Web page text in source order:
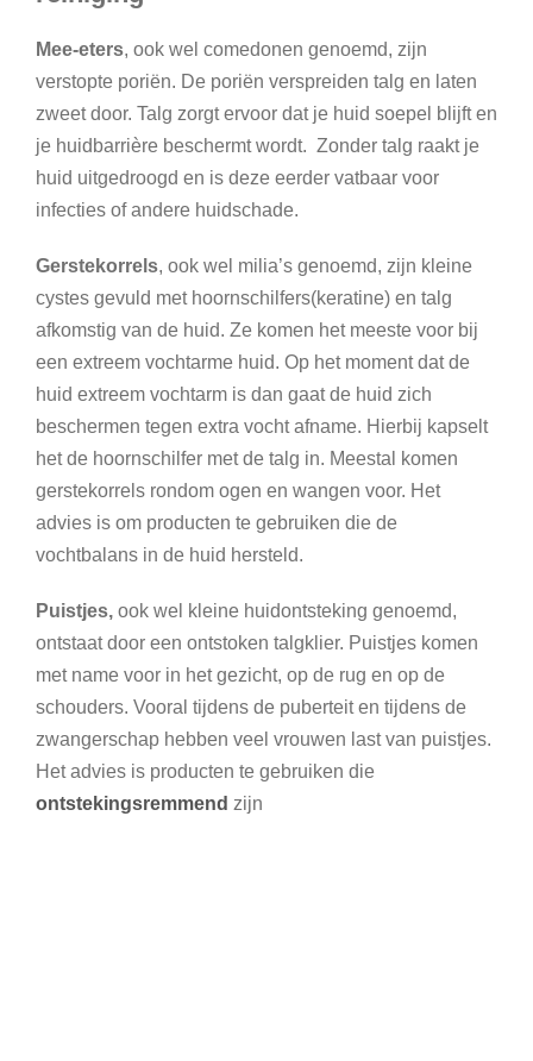
Mee-eters, ook wel comedonen genoemd, zijn
verstopte poriën. De poriën verspreiden talg en laten
zweet door. Talg zorgt ervoor dat je huid soepel blijft en
je huidbarrière beschermt wordt. Zonder talg raakt je
huid uitgedroogd en is deze eerder vatbaar voor
infecties of andere huidschade.
Gerstekorrels, ook wel milia’s genoemd, zijn kleine
cystes gevuld met hoornschilfers(keratine) en talg
afkomstig van de huid. Ze komen het meeste voor bij
een extreem vochtarme huid. Op het moment dat de
huid extreem vochtarm is dan gaat de huid zich
beschermen tegen extra vocht afname. Hierbij kapselt
het de hoornschilfer met de talg in. Meestal komen
gerstekorrels rondom ogen en wangen voor. Het
advies is om producten te gebruiken die de
vochtbalans in de huid hersteld.
Puistjes, ook wel kleine huidontsteking genoemd,
ontstaat door een ontstoken talgklier. Puistjes komen
met name voor in het gezicht, op de rug en op de
schouders. Vooral tijdens de puberteit en tijdens de
zwangerschap hebben veel vrouwen last van puistjes.
Het advies is producten te gebruiken die
ontstekingsremmend zijn